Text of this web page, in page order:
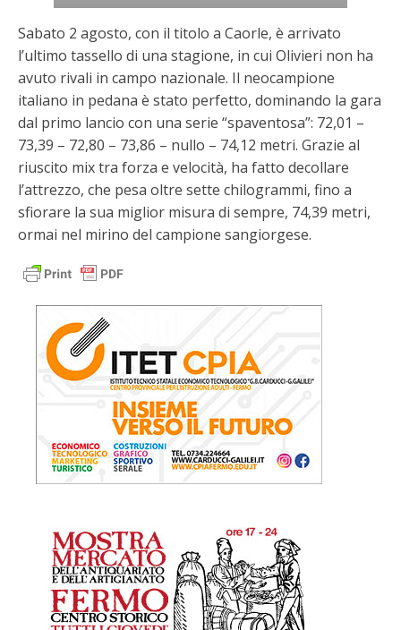
Sabato 2 agosto, con il titolo a Caorle, è arrivato
l’ultimo tassello di una stagione, in cui Olivieri non ha
avuto rivali in campo nazionale. Il neocampione
italiano in pedana è stato perfetto, dominando la gara
dal primo lancio con una serie “spaventosa”: 72,01 –
73,39 – 72,80 – 73,86 – nullo – 74,12 metri. Grazie al
riuscito mix tra forza e velocità, ha fatto decollare
l’attrezzo, che pesa oltre sette chilogrammi, fino a
sfiorare la sua miglior misura di sempre, 74,39 metri,
ormai nel mirino del campione sangiorgese.